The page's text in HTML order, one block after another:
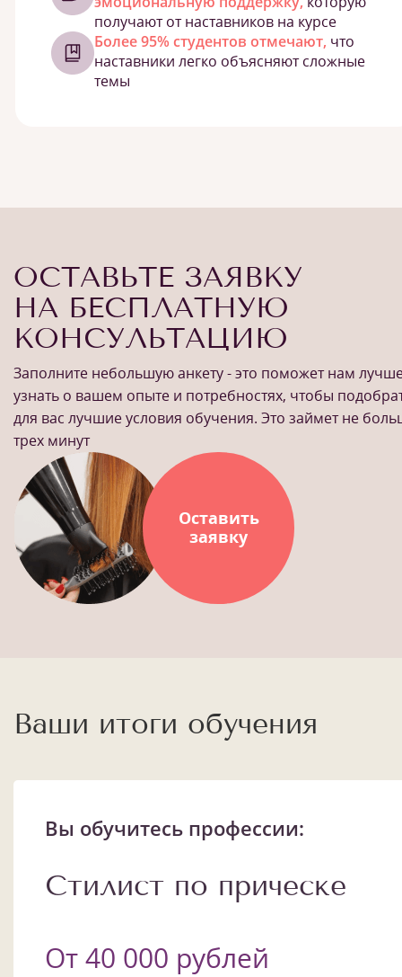
получают от наставников на курсе
Более 95% студентов отмечают, что
наставники легко объясняют сложные
темы
ОСТАВЬТЕ ЗАЯВКУ
НА БЕСПЛАТНУЮ
КОНСУЛЬТАЦИЮ
Заполните небольшую анкету - это поможет нам
узнать о вашем опыте и потребностях, чтобы
для вас лучшие условия обучения. Это займет не
трех минут
Оставить
заявку
Ваши итоги обучения
Вы обучитесь профессии:
Стилист по прическе
От 40 000 рублей